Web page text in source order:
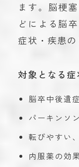
ます。脳梗
どによる脳
症状・疾患の
対象となる
脳卒中後遺症
パーキンソ
転びやすい
内服薬の効